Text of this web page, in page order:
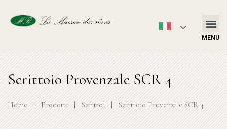
MENU
Scrittoio Provenzale SCR 4
Home | Prodotti | Scrittoi | Scrittoio Provenzale SCR 4